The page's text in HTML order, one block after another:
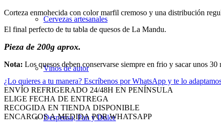
Cervezas artesanales
Vinos de autor
Despensa, Pan y Dulce
cantidad
Corteza enmohecida con color marfil cremoso y una distribución
El final perfecto de tu tabla de quesos de La Mandu.
Pieza de 200g aprox.
Nota: Los quesos deben conservarse siempre en frio y sacar unos 30
¿Lo quieres a tu manera? Escríbenos por WhatsApp y te lo
ENVÍO REFRIGERADO 24/48H EN PENÍNSULA
ELIGE FECHA DE ENTREGA
RECOGIDA EN TIENDA DISPONIBLE
ENCARGOS A MEDIDA POR WHATSAPP